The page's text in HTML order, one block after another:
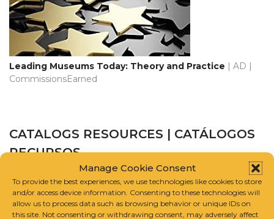
Manage Cookie Consent
To provide the best experiences, we use technologies like cookies to store
and/or access device information. Consenting to these technologies will
allow us to process data such as browsing behavior or unique IDs on
this site. Not consenting or withdrawing consent, may adversely affect
Leading Museums Today: Theory and Practice | AD |
CommissionsEarned
CATALOGS RESOURCES | CATÁLOGOS
RECURSOS
CATALOGUE RAISONNÉ SCHOLARS ASSOCIATION
INTERNATIONAL FOUNDATION FOR ART RESEARCH